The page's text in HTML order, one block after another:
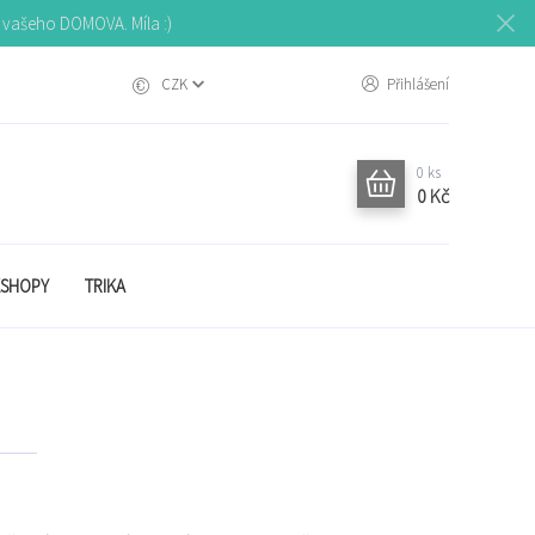
DOMOVA. Míla :)
CZK Přihlášení
0 ks
0 Kč
TRIKA